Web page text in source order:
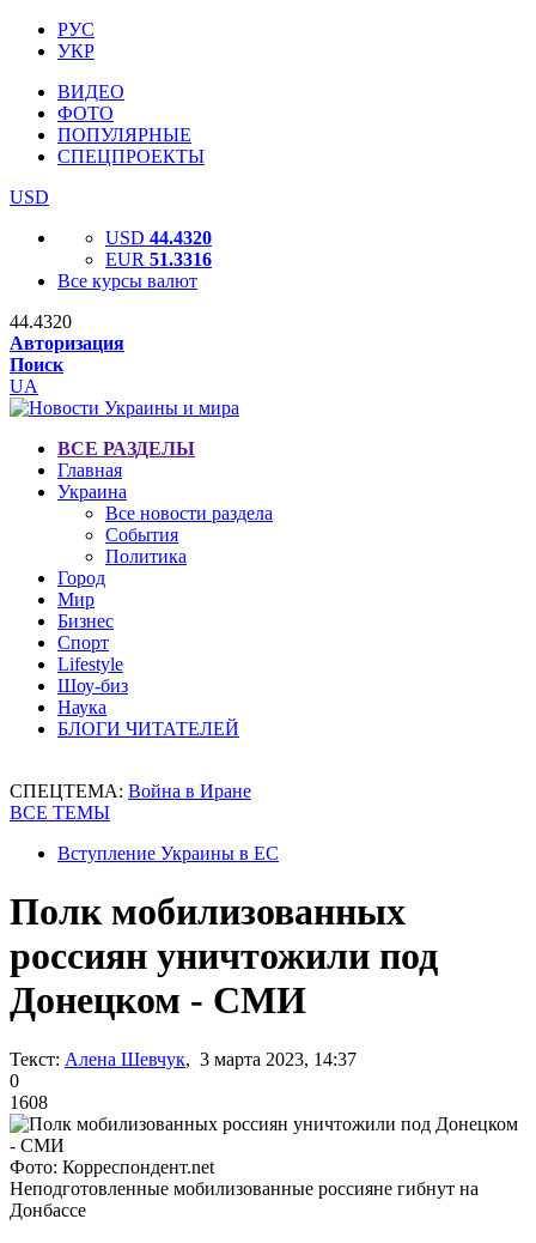
РУС
УКР
ВИДЕО
ФОТО
ПОПУЛЯРНЫЕ
СПЕЦПРОЕКТЫ
USD
USD 44.4320
EUR 51.3316
Все курсы валют
44.4320
Авторизация
Поиск
UA
ВСЕ РАЗДЕЛЫ
Главная
Украина
Все новости раздела
События
Политика
Город
Мир
Бизнес
Спорт
Lifestyle
Шоу-биз
Наука
БЛОГИ ЧИТАТЕЛЕЙ
СПЕЦТЕМА: Война в Иране
ВСЕ ТЕМЫ
Вступление Украины в ЕС
Полк мобилизованных
россиян уничтожили под
Донецком - СМИ
Текст: Алена Шевчук, 3 марта 2023, 14:37
0
1608
Фото: Корреспондент.net
Неподготовленные мобилизованные россияне гибнут на
Донбассе